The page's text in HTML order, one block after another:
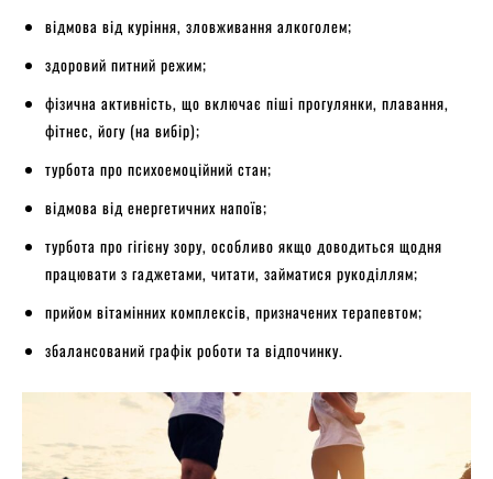
відмова від куріння, зловживання алкоголем;
здоровий питний режим;
фізична активність, що включає піші прогулянки, плавання,
фітнес, йогу (на вибір);
турбота про психоемоційний стан;
відмова від енергетичних напоїв;
турбота про гігієну зору, особливо якщо доводиться щодня
працювати з гаджетами, читати, займатися рукоділлям;
прийом вітамінних комплексів, призначених терапевтом;
збалансований графік роботи та відпочинку.